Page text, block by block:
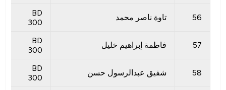
56 تاوة ناصر محمد
BD
300
57 فاطمة إبراهيم خليل
BD
300
58 شفيق عبدالرسول حسن
BD
300